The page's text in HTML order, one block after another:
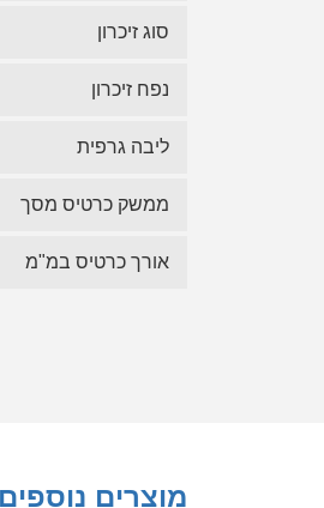
סוג זיכרון
נפח זיכרון
ליבה גרפית
ממשק כרטיס מסך
אורך כרטיס במ"מ
מוצרים